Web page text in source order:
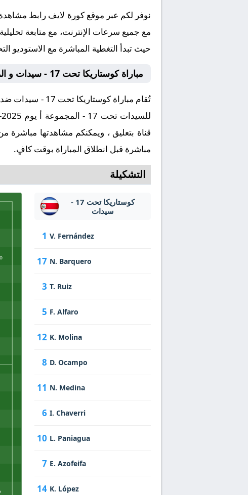
مع جميع سرعات الإنترنت، مع متابعة
حيث تبدأ التغطية المباشرة مع الاستوديو
مباراة كوستاريكا تحت 17 - سيدات و المغرب تحت 17 - سيدات بث مباشر كورة لايف
قناة بتعليق ، ويمكنكم مشاهدتها مباشرة
مباشرة قبل انطلاق المباراة بوقت كافٍ.
التشكيلة
كوستاريكا تحت 17 -
سيدات
1 V. Fernández
17 N. Barquero
3 T. Ruiz
5 F. Alfaro
12 K. Molina
8 D. Ocampo
11 N. Medina
6 I. Chaverri
10 L. Paniagua
7 E. Azofeifa
14 K. López